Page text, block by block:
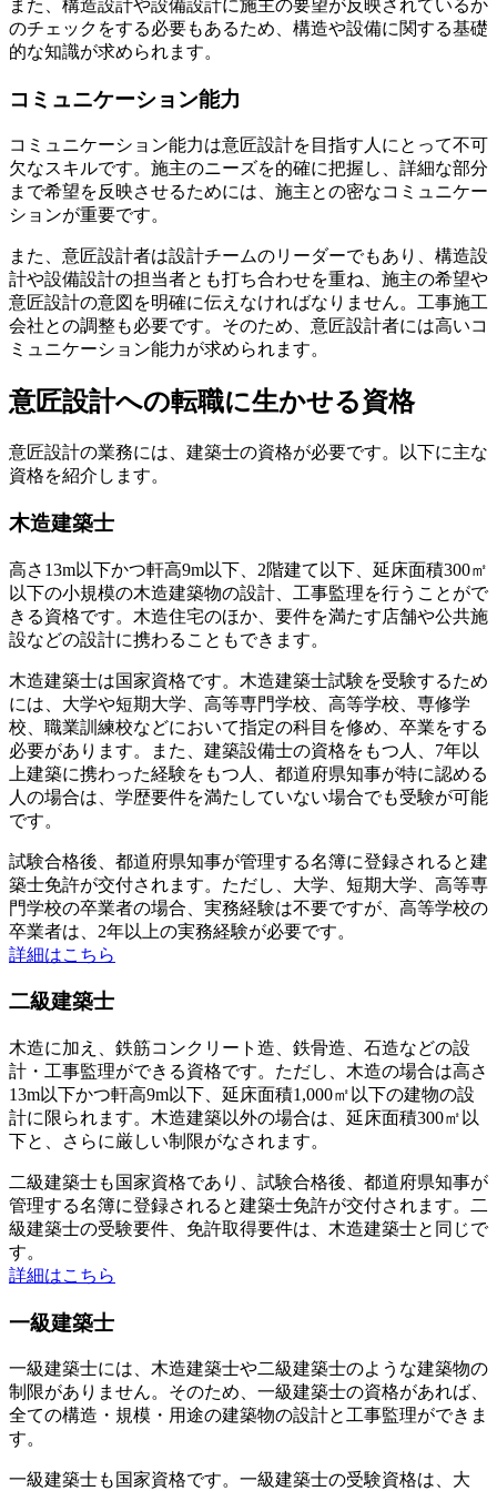
また、構造設計や設備設計に施主の要望が反映されているか
のチェックをする必要もあるため、構造や設備に関する基礎
的な知識が求められます。
コミュニケーション能力
コミュニケーション能力は意匠設計を目指す人にとって不可
欠なスキルです。施主のニーズを的確に把握し、詳細な部分
まで希望を反映させるためには、施主との密なコミュニケー
ションが重要です。
また、意匠設計者は設計チームのリーダーでもあり、構造設
計や設備設計の担当者とも打ち合わせを重ね、施主の希望や
意匠設計の意図を明確に伝えなければなりません。工事施工
会社との調整も必要です。そのため、意匠設計者には高いコ
ミュニケーション能力が求められます。
意匠設計への転職に生かせる資格
意匠設計の業務には、建築士の資格が必要です。以下に主な
資格を紹介します。
木造建築士
高さ13m以下かつ軒高9m以下、2階建て以下、延床面積300㎡
以下の小規模の木造建築物の設計、工事監理を行うことがで
きる資格です。木造住宅のほか、要件を満たす店舗や公共施
設などの設計に携わることもできます。
木造建築士は国家資格です。木造建築士試験を受験するため
には、大学や短期大学、高等専門学校、高等学校、専修学
校、職業訓練校などにおいて指定の科目を修め、卒業をする
必要があります。また、建築設備士の資格をもつ人、7年以
上建築に携わった経験をもつ人、都道府県知事が特に認める
人の場合は、学歴要件を満たしていない場合でも受験が可能
です。
試験合格後、都道府県知事が管理する名簿に登録されると建
築士免許が交付されます。ただし、大学、短期大学、高等専
門学校の卒業者の場合、実務経験は不要ですが、高等学校の
卒業者は、2年以上の実務経験が必要です。
詳細はこちら
二級建築士
木造に加え、鉄筋コンクリート造、鉄骨造、石造などの設
計・工事監理ができる資格です。ただし、木造の場合は高さ
13m以下かつ軒高9m以下、延床面積1,000㎡以下の建物の設
計に限られます。木造建築以外の場合は、延床面積300㎡以
下と、さらに厳しい制限がなされます。
二級建築士も国家資格であり、試験合格後、都道府県知事が
管理する名簿に登録されると建築士免許が交付されます。二
級建築士の受験要件、免許取得要件は、木造建築士と同じで
す。
詳細はこちら
一級建築士
一級建築士には、木造建築士や二級建築士のような建築物の
制限がありません。そのため、一級建築士の資格があれば、
全ての構造・規模・用途の建築物の設計と工事監理ができま
す。
一級建築士も国家資格です。一級建築士の受験資格は、大